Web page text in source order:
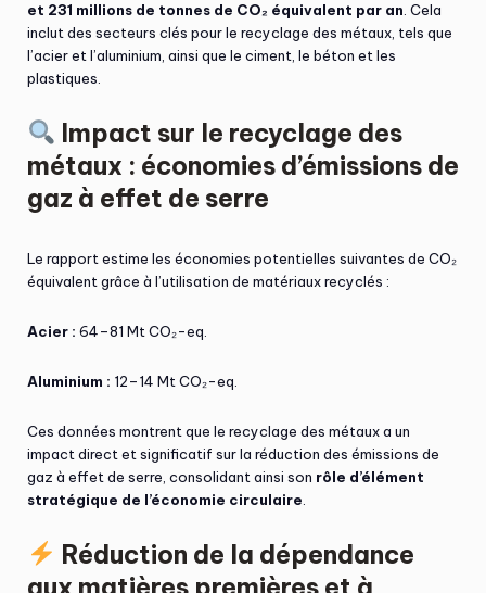
et 231 millions de tonnes de CO₂ équivalent par an . Cela
inclut des secteurs clés pour le recyclage des métaux, tels que
l’acier et l’aluminium, ainsi que le ciment, le béton et les
plastiques.
Impact sur le recyclage des
métaux : économies d’émissions de
gaz à effet de serre
Le rapport estime les économies potentielles suivantes de CO₂
équivalent grâce à l’utilisation de matériaux recyclés :
Acier : 64–81 Mt CO₂-eq.
Aluminium : 12–14 Mt CO₂-eq.
Ces données montrent que le recyclage des métaux a un
impact direct et significatif sur la réduction des émissions de
gaz à effet de serre, consolidant ainsi son rôle d’élément
stratégique de l’économie circulaire
Réduction de la dépendance